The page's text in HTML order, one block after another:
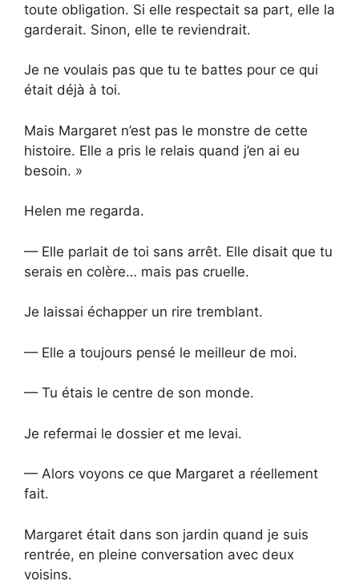
toute obligation. Si elle respectait sa part, elle la
garderait. Sinon, elle te reviendrait.
Je ne voulais pas que tu te battes pour ce qui
était déjà à toi.
Mais Margaret n’est pas le monstre de cette
histoire. Elle a pris le relais quand j’en ai eu
besoin. »
Helen me regarda.
— Elle parlait de toi sans arrêt. Elle disait que tu
serais en colère… mais pas cruelle.
Je laissai échapper un rire tremblant.
— Elle a toujours pensé le meilleur de moi.
— Tu étais le centre de son monde.
Je refermai le dossier et me levai.
— Alors voyons ce que Margaret a réellement
fait.
Margaret était dans son jardin quand je suis
rentrée, en pleine conversation avec deux
voisins.